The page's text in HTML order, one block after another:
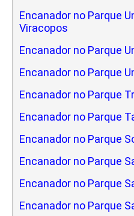
Encanador no Parque
Viracopos
Encanador no Parque
Encanador no Parque
Encanador no Parque
Encanador no Parque
Encanador no Parque
Encanador no Parque
Encanador no Parque
Encanador no Parque